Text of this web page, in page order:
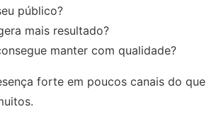
público?
mais resultado?
manter com qualidade?
forte em poucos canais do que